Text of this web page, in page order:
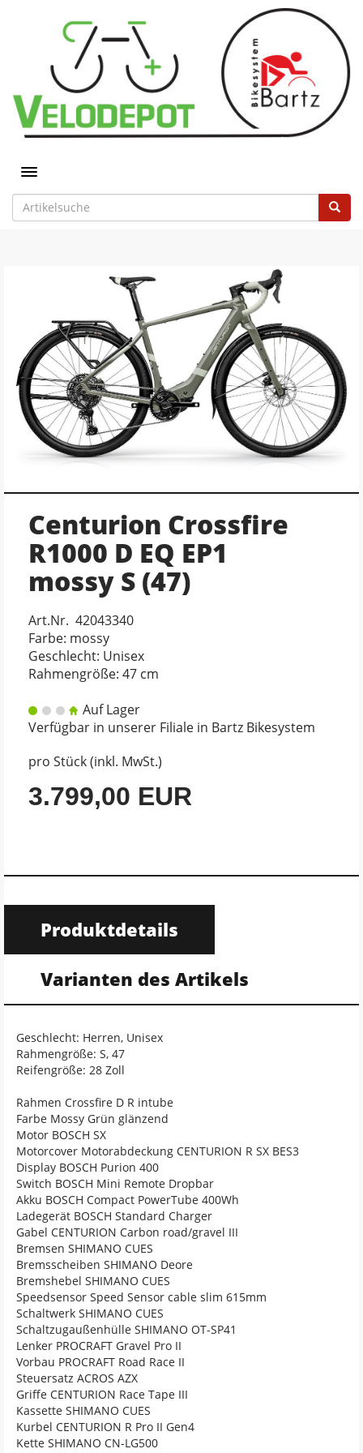
Toggle navigation
Centurion Crossfire
R1000 D EQ EP1
mossy S (47)
Art.Nr. 42043340
Farbe: mossy
Geschlecht: Unisex
Rahmengröße: 47 cm
Auf Lager
Verfügbar in unserer Filiale in Bartz Bikesystem
pro Stück (inkl. MwSt.)
3.799,00 EUR
Produktdetails
Varianten des Artikels
Geschlecht: Herren, Unisex
Rahmengröße: S, 47
Reifengröße: 28 Zoll
Rahmen Crossfire D R intube
Farbe Mossy Grün glänzend
Motor BOSCH SX
Motorcover Motorabdeckung CENTURION R SX BES3
Display BOSCH Purion 400
Switch BOSCH Mini Remote Dropbar
Akku BOSCH Compact PowerTube 400Wh
Ladegerät BOSCH Standard Charger
Gabel CENTURION Carbon road/gravel III
Bremsen SHIMANO CUES
Bremsscheiben SHIMANO Deore
Bremshebel SHIMANO CUES
Speedsensor Speed Sensor cable slim 615mm
Schaltwerk SHIMANO CUES
Schaltzugaußenhülle SHIMANO OT-SP41
Lenker PROCRAFT Gravel Pro II
Vorbau PROCRAFT Road Race II
Steuersatz ACROS AZX
Griffe CENTURION Race Tape III
Kassette SHIMANO CUES
Kurbel CENTURION R Pro II Gen4
Kette SHIMANO CN-LG500